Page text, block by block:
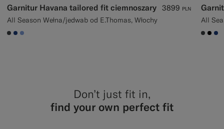
Garnitur Havana tailored fit ciemnoszary
All Season Wełna/jedwab od E.Thomas, Włochy
3899 PLN
#3d4043
#1C3D7A
#82A1DC
Don’t just fit in,
find your own perfect fit